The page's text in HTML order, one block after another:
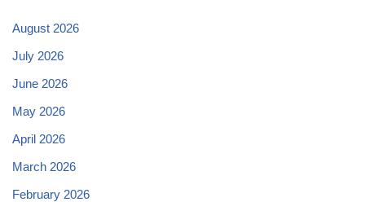
August 2026
July 2026
June 2026
May 2026
April 2026
March 2026
February 2026